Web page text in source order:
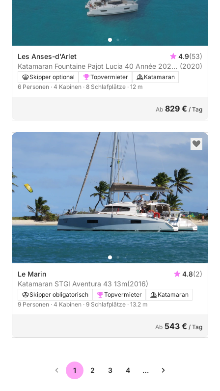
Les Anses-d'Arlet 4.9(53)
Katamaran Fountaine Pajot Lucia 40 Année 2020
12m
(2020)
Skipper optional Topvermieter
Katamaran
6 Personen · 4 Kabinen · 8 Schlafplätze · 12 m
Ab 829 € / Tag
Le Marin 4.8(2)
Katamaran STGI Aventura 43 13m(2016)
Skipper obligatorisch Topvermieter
Katamaran
9 Personen · 4 Kabinen · 9 Schlafplätze · 13.2 m
Ab 543 € / Tag
1 2 3 4 …